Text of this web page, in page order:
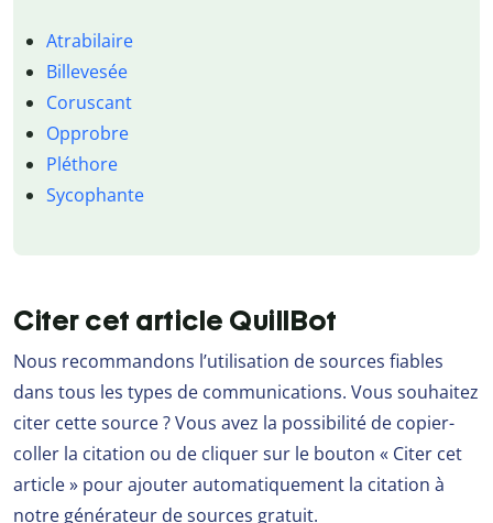
Atrabilaire
Billevesée
Coruscant
Opprobre
Pléthore
Sycophante
Citer cet article QuillBot
Nous recommandons l’utilisation de sources fiables
dans tous les types de communications. Vous souhaitez
citer cette source ? Vous avez la possibilité de copier-
coller la citation ou de cliquer sur le bouton « Citer cet
article » pour ajouter automatiquement la citation à
notre générateur de sources gratuit.